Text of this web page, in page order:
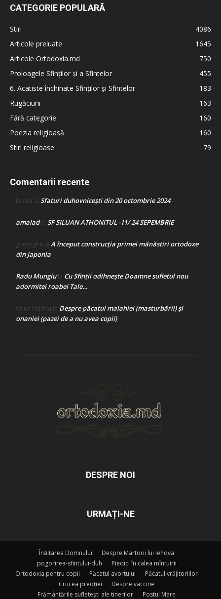
CATEGORIE POPULARĂ
Stiri
4086
Articole preluate
1645
Articole Ortodoxia.md
750
Proloagele Sfinților și a Sfintelor
455
6. Acatiste închinate Sfinților și Sfintelor
183
Rugăciuni
163
Fără categorie
160
Poezia religioasă
160
Stiri religioase
79
Comentarii recente
Doina la Sfaturi duhovnicești din 20 octombrie 2024
amaladla SF SILUAN ATHONITUL -11/ 24 SEPEMBRIE
gheorghe la A început construcţia primei mănăstiri ortodoxe
din Japonia
Radu Mungiula Cu Sfinții odihnește Doamne sufletul nou
adormitei roabei Tale…
Crina Marina la Despre păcatul malahiei (masturbării) şi
onaniei (pazei de a nu avea copii)
DESPRE NOI
URMAȚI-NE
Înălțarea Domnului
Despre Martorii lui Iehova
pogorirea-sfintului-duh
Piedici în calea mîntuirii
Ortodoxia pentru copii
Păcatul avortului
Păcatul vrăjitoriilor
Crucea preoției
Despre vaccine
Frământările sufletești ale tinerilor
Postul Mare